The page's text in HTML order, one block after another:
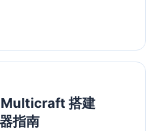
搭建
指南